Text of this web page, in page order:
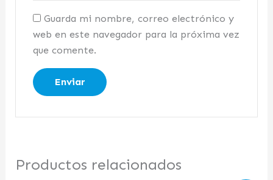
Guarda mi nombre, correo electrónico y
web en este navegador para la próxima vez
que comente.
Productos relacionados